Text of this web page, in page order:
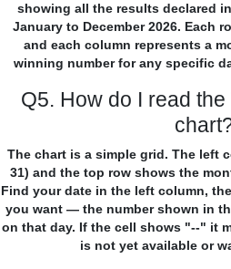
showing all the results declared
January to December 2026. Each
and each column represents a
winning number for any specific
Q5. How do I read
The chart is a simple grid. The left
31) and the top row shows the
Find your date in the left column,
you want — the number shown in
on that day. If the cell shows "--" it
is not yet available or